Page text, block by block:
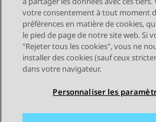
Navigation par sujet
STAY CONNECTED
votre consentement à tout moment
préférences en matière de cookies,
le pied de page de notre site web. Si
"Rejeter tous les cookies", vous ne
installer des cookies (sauf ceux
dans votre navigateur.
Personnaliser les